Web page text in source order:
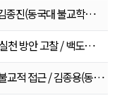
종진(동국대 불교학…
천 방안 고찰 / 백도…
교적 접근 / 김종용(동…